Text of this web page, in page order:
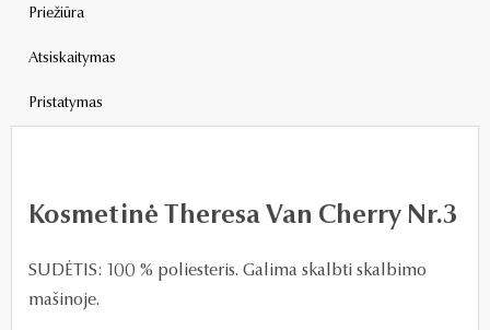
Priežiūra
Atsiskaitymas
Pristatymas
Kosmetinė Theresa Van Cherry Nr.3
SUDĖTIS: 100 % poliesteris. Galima skalbti skalbimo
mašinoje.